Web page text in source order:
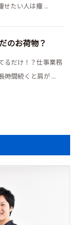
せたい人は痩 ...
のお荷物？
るだけ！？仕事業務
時間続くと肩が ...